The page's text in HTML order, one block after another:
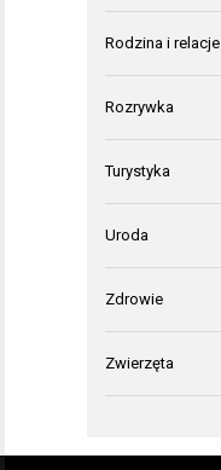
Rodzina i relacje
Rozrywka
Turystyka
Uroda
Zdrowie
Zwierzęta